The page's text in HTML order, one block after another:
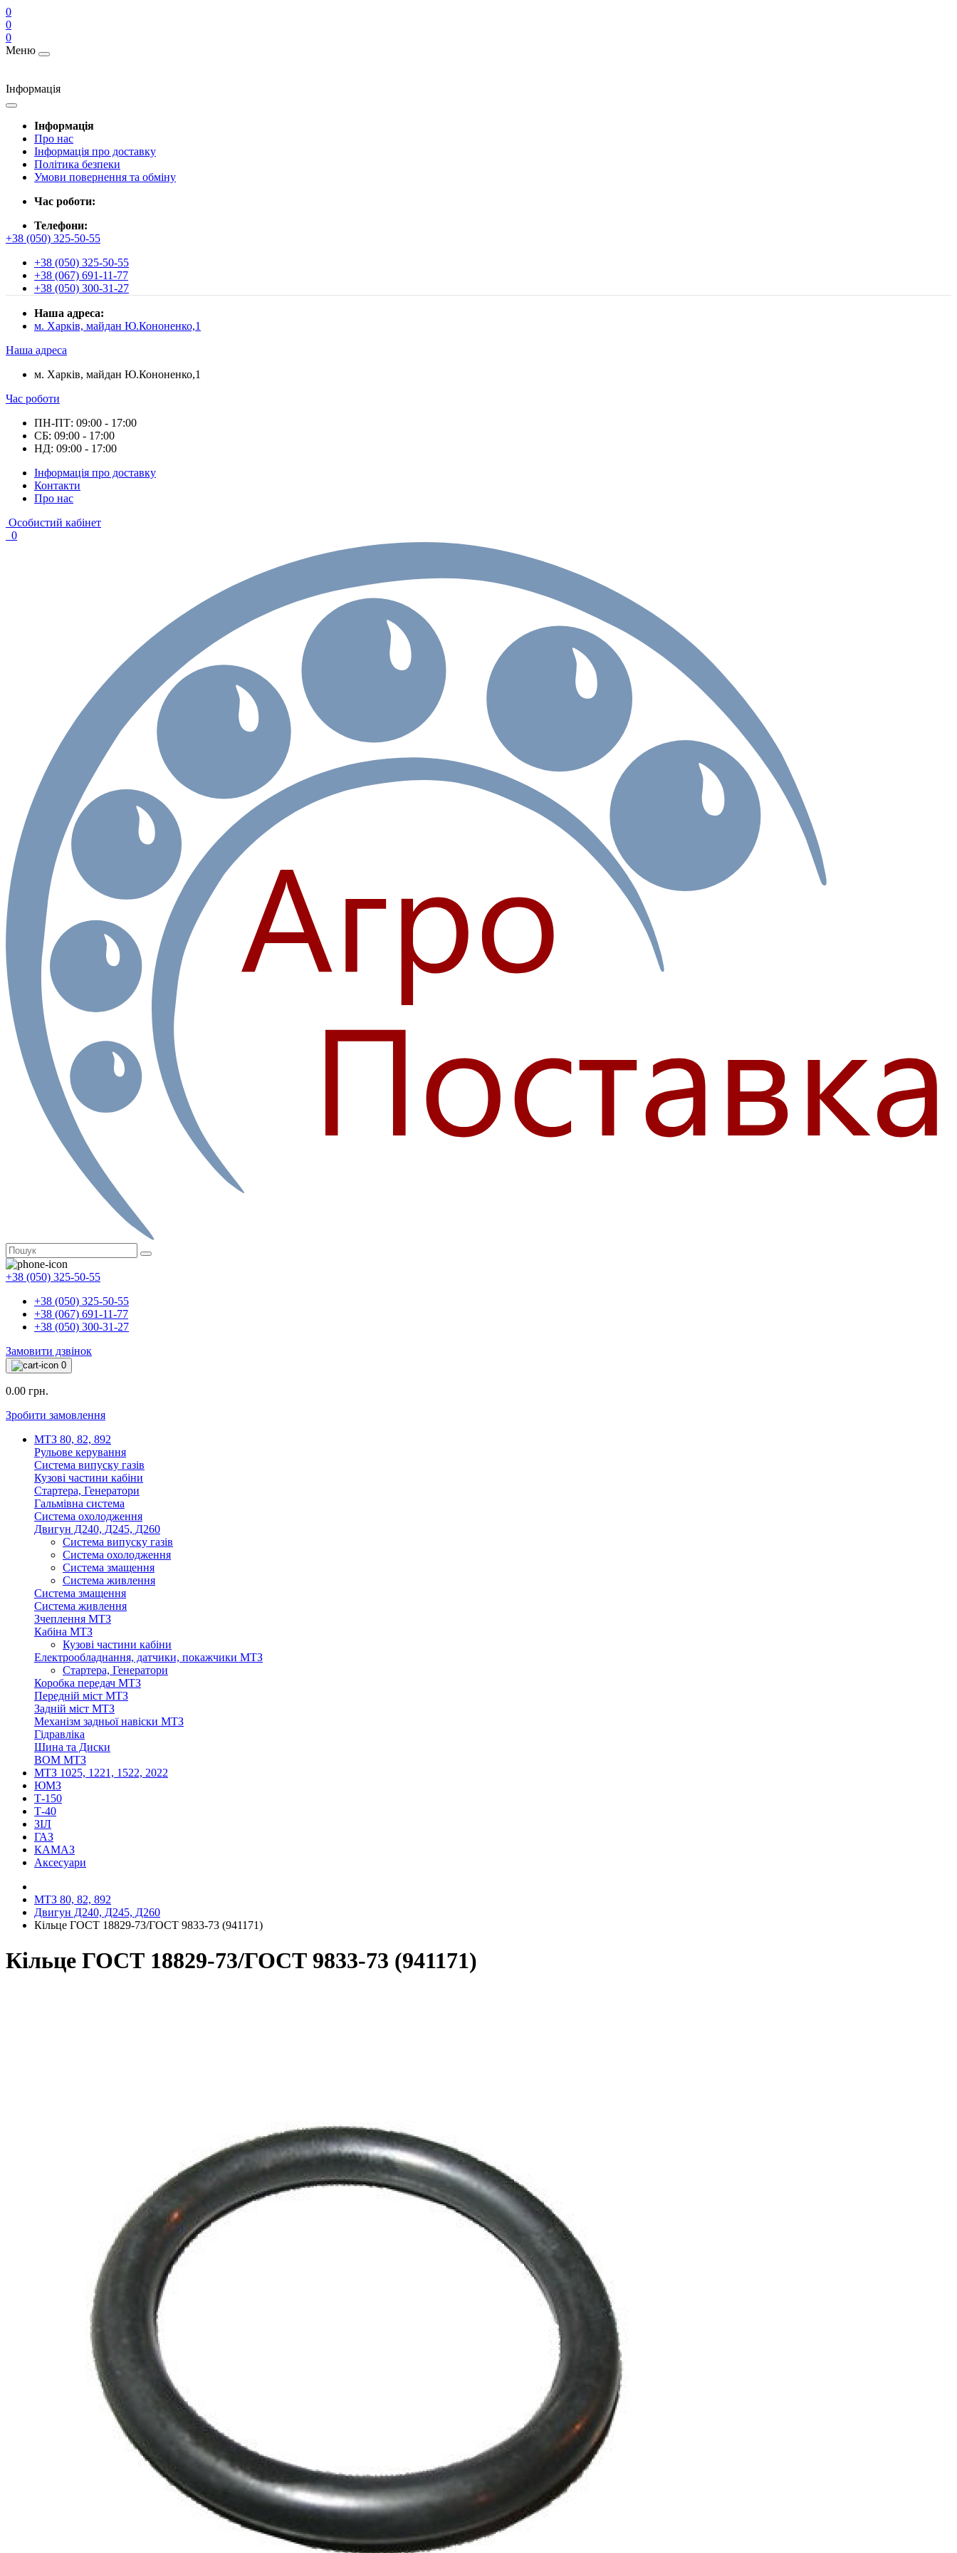
0
0
0
Меню
Інформація
Інформація
Про нас
Інформація про доставку
Політика безпеки
Умови повернення та обміну
Час роботи:
Телефони:
+38 (050) 325-50-55
+38 (050) 325-50-55
+38 (067) 691-11-77
+38 (050) 300-31-27
Наша адреса:
м. Харків, майдан Ю.Кононенко,1
Наша адреса
м. Харків, майдан Ю.Кононенко,1
Час роботи
ПН-ПТ: 09:00 - 17:00
СБ: 09:00 - 17:00
НД: 09:00 - 17:00
Інформація про доставку
Контакти
Про нас
Особистий кабінет
0
+38 (050) 325-50-55
+38 (050) 325-50-55
+38 (067) 691-11-77
+38 (050) 300-31-27
Замовити дзвінок
0
0.00 грн.
Зробити замовлення
МТЗ 80, 82, 892
Рульове керування
Система випуску газів
Кузові частини кабіни
Стартера, Генератори
Гальмівна система
Система охолодження
Двигун Д240, Д245, Д260
Система випуску газів
Система охолодження
Система змащення
Система живлення
Система змащення
Система живлення
Зчеплення МТЗ
Кабіна МТЗ
Кузові частини кабіни
Електрообладнання, датчики, покажчики МТЗ
Стартера, Генератори
Коробка передач МТЗ
Передній міст МТЗ
Задній міст МТЗ
Механізм задньої навіски МТЗ
Гідравліка
Шина та Диски
ВОМ МТЗ
МТЗ 1025, 1221, 1522, 2022
ЮМЗ
Т-150
Т-40
ЗІЛ
ГАЗ
КАМАЗ
Аксесуари
МТЗ 80, 82, 892
Двигун Д240, Д245, Д260
Кільце ГОСТ 18829-73/ГОСТ 9833-73 (941171)
Кільце ГОСТ 18829-73/ГОСТ 9833-73 (941171)